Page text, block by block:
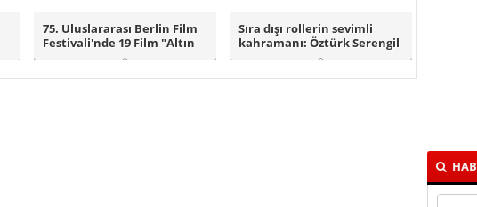
75. Uluslararası Berlin Film
Festivali'nde 19 Film "Altın
Ay..
Sıra dışı rollerin sevimli
kahramanı: Öztürk Serengil